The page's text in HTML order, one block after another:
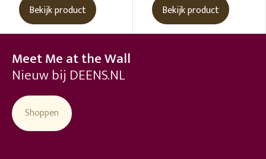
Bekijk product Bekijk product
Meet Me at the Wall
Nieuw bij DEENS.NL
Shoppen